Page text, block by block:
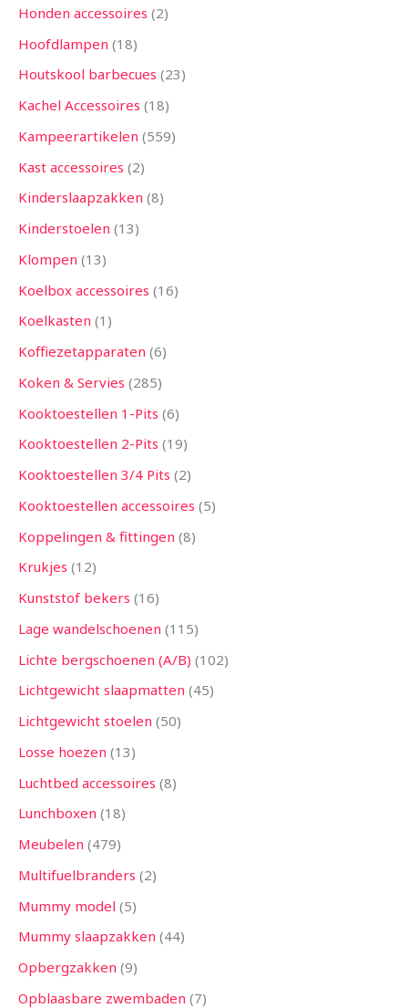
Honden accessoires 2
Hoofdlampen 18
Houtskool barbecues 23
Kachel Accessoires 18
Kampeerartikelen 559
Kast accessoires 2
Kinderslaapzakken 8
Kinderstoelen 13
Klompen 13
Koelbox accessoires 16
Koelkasten 1
Koffiezetapparaten 6
Koken & Servies 285
Kooktoestellen 1-Pits 6
Kooktoestellen 2-Pits 19
Kooktoestellen 3/4 Pits 2
Kooktoestellen accessoires 5
Koppelingen & fittingen 8
Krukjes 12
Kunststof bekers 16
Lage wandelschoenen 115
Lichte bergschoenen (A/B) 102
Lichtgewicht slaapmatten 45
Lichtgewicht stoelen 50
Losse hoezen 13
Luchtbed accessoires 8
Lunchboxen 18
Meubelen 479
Multifuelbranders 2
Mummy model 5
Mummy slaapzakken 44
Opbergzakken 9
Opblaasbare zwembaden 7